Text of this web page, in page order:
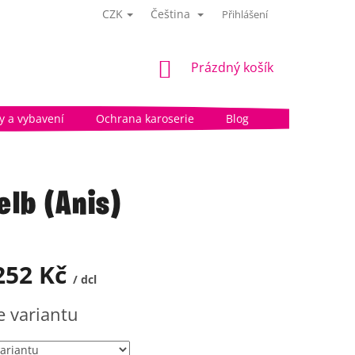
CZK Čeština Přihlášení
NÁKUPNÍ
Prázdný košík
a vybavení Ochrana karoserie Blog
(Anis)
Kč / dcl
variantu